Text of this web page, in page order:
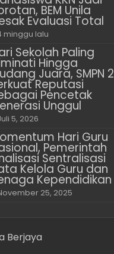
BEM Unila
Evaluasi Total
minggu lalu
Sekolah Paling
Hingga
Juara, SMPN 2
Reputasi
Pencetak
Unggul
5, 2026
Hari Guru
Pemerintah
Sentralisasi
Kelola Guru dan
Kependidikan
25, 2025
Berjaya